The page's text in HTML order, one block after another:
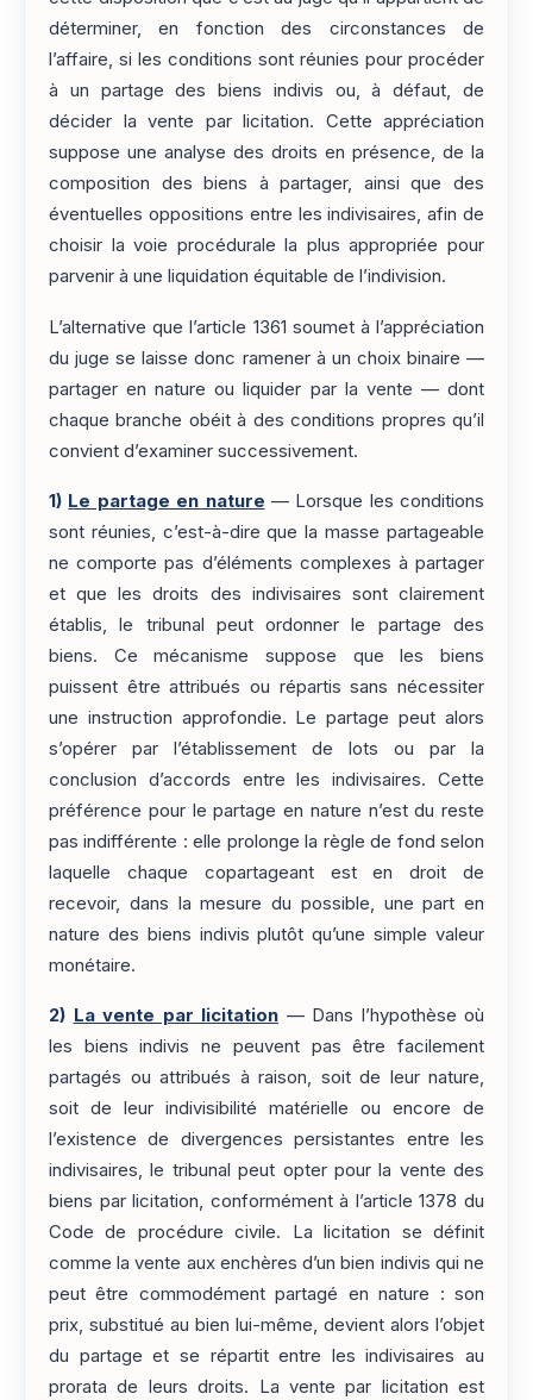
déterminer, en fonction des circonstances de
l’affaire, si les conditions sont réunies pour procéder
à un partage des biens indivis ou, à défaut, de
décider la vente par licitation. Cette appréciation
suppose une analyse des droits en présence, de la
composition des biens à partager, ainsi que des
éventuelles oppositions entre les indivisaires, afin de
choisir la voie procédurale la plus appropriée pour
parvenir à une liquidation équitable de l’indivision.
L’alternative que l’article 1361 soumet à l’appréciation
du juge se laisse donc ramener à un choix binaire —
partager en nature ou liquider par la vente — dont
chaque branche obéit à des conditions propres qu’il
convient d’examiner successivement.
1) Le partage en nature — Lorsque les conditions
sont réunies, c’est-à-dire que la masse partageable
ne comporte pas d’éléments complexes à partager
et que les droits des indivisaires sont clairement
établis, le tribunal peut ordonner le partage des
biens. Ce mécanisme suppose que les biens
puissent être attribués ou répartis sans nécessiter
une instruction approfondie. Le partage peut alors
s’opérer par l’établissement de lots ou par la
conclusion d’accords entre les indivisaires. Cette
préférence pour le partage en nature n’est du reste
pas indifférente : elle prolonge la règle de fond selon
laquelle chaque copartageant est en droit de
recevoir, dans la mesure du possible, une part en
nature des biens indivis plutôt qu’une simple valeur
monétaire.
2) La vente par licitation — Dans l’hypothèse où
les biens indivis ne peuvent pas être facilement
partagés ou attribués à raison, soit de leur nature,
soit de leur indivisibilité matérielle ou encore de
l’existence de divergences persistantes entre les
indivisaires, le tribunal peut opter pour la vente des
biens par licitation, conformément à l’article 1378 du
Code de procédure civile. La licitation se définit
comme la vente aux enchères d’un bien indivis qui ne
peut être commodément partagé en nature : son
prix, substitué au bien lui-même, devient alors l’objet
du partage et se répartit entre les indivisaires au
prorata de leurs droits. La vente par licitation est